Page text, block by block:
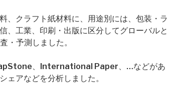
、クラフト紙材料に、用途別には、包装・ラ
、工業、印刷・出版に区分してグローバルと
・予測しました。
、International Paper、…などがあ
ェアなどを分析しました。